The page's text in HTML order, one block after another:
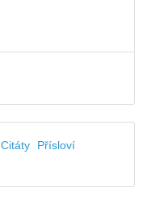
Citáty
Přísloví